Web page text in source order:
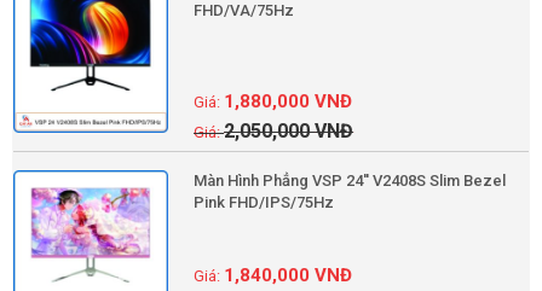
FHD/VA/75Hz
2,050,000VNĐ
1,880,000VNĐ
Màn Hình Phẳng VSP 24'' V2408S Slim Bezel
Pink FHD/IPS/75Hz
1,840,000VNĐ